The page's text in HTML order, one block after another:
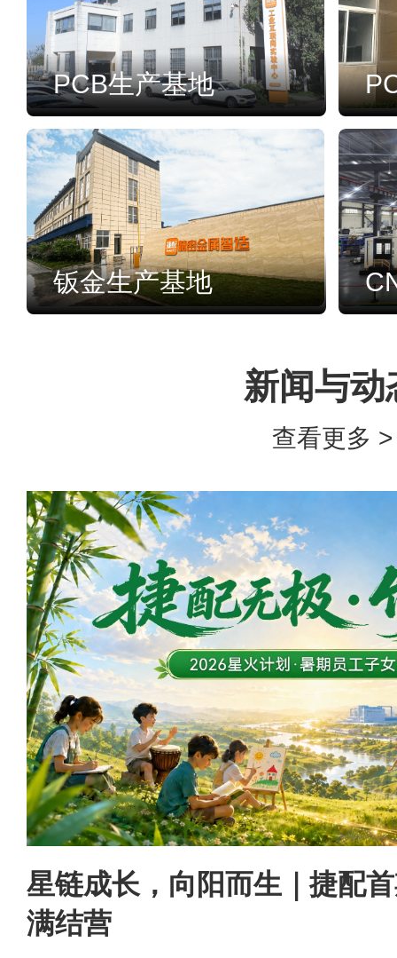
PCB生产基地
钣金生产基地
新闻与动
查看更多 >
星链成长，向阳而生｜捷配
满结营